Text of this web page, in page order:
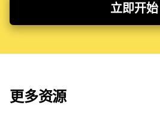
立即开始
更多资源